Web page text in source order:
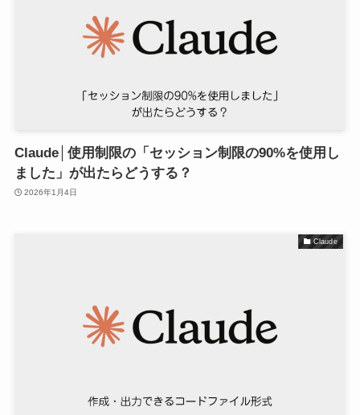
Claude│使用制限の「セッション制限の90%を使用し
ました」が出たらどうする？
2026年1月4日
Claude